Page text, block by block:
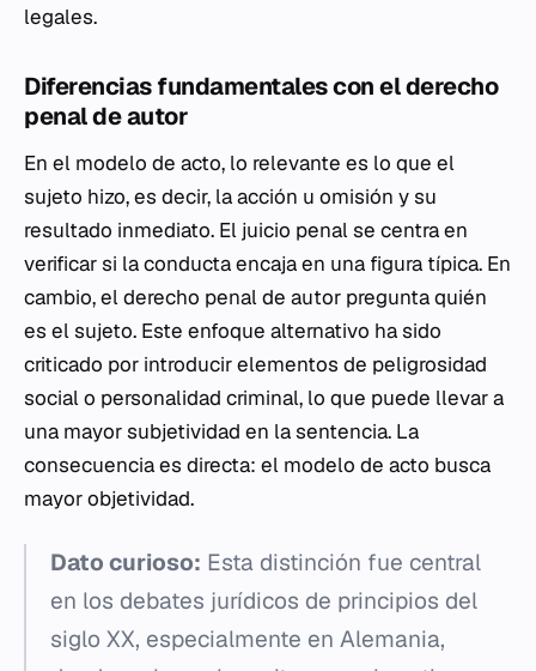
legales.
Diferencias fundamentales con el derecho
penal de autor
En el modelo de acto, lo relevante es lo que el
sujeto hizo, es decir, la acción u omisión y su
resultado inmediato. El juicio penal se centra en
verificar si la conducta encaja en una figura típica. En
cambio, el derecho penal de autor pregunta quién
es el sujeto. Este enfoque alternativo ha sido
criticado por introducir elementos de peligrosidad
social o personalidad criminal, lo que puede llevar a
una mayor subjetividad en la sentencia. La
consecuencia es directa: el modelo de acto busca
mayor objetividad.
Dato curioso: Esta distinción fue central
en los debates jurídicos de principios del
siglo XX, especialmente en Alemania,